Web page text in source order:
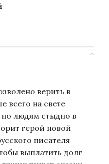
верить в
всего на свете
но людям стыдно в
герой новой
писателя
выплатить долг